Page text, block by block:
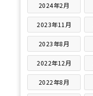
2024年2月
2023年11月
2023年8月
2022年12月
2022年8月